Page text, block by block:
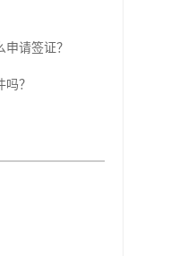
请签证？
？